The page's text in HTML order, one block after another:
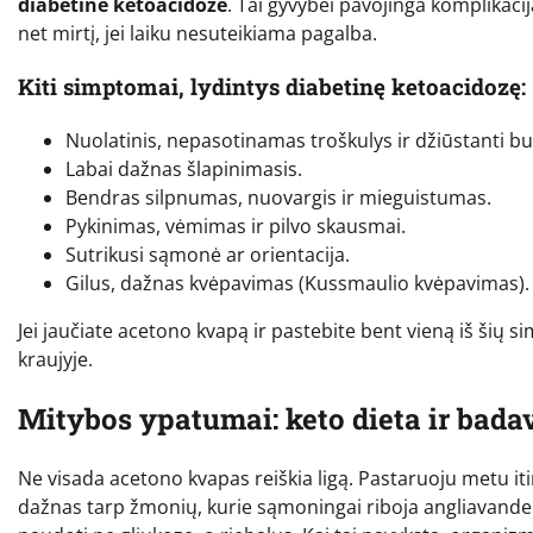
diabetine ketoacidoze. Tai gyvybei pavojinga
net mirtį, jei laiku nesuteikiama pagalba.
Kiti simptomai, lydintys diabetinę ketoacidozę:
Nuolatinis, nepasotinamas troškulys ir džiūstanti
Labai dažnas šlapinimasis.
Bendras silpnumas, nuovargis ir mieguistumas.
Pykinimas, vėmimas ir pilvo skausmai.
Sutrikusi sąmonė ar orientacija.
Gilus, dažnas kvėpavimas (Kussmaulio kvėpavimas).
Jei jaučiate acetono kvapą ir pastebite bent vieną iš šių
kraujyje.
Mitybos ypatumai: keto dieta ir
Ne visada acetono kvapas reiškia ligą. Pastaruoju metu
dažnas tarp žmonių, kurie sąmoningai riboja